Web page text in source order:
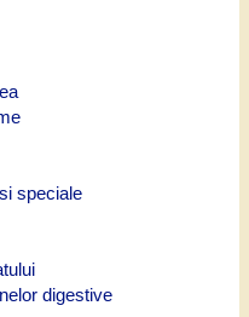
speciale
digestive